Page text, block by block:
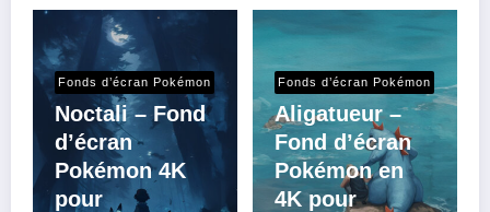
Fonds d’écran Pokémon
Noctali – Fond
d’écran
Pokémon 4K
pour
Fonds d’écran Pokémon
Aligatueur –
Fond d’écran
Pokémon en
4K pour